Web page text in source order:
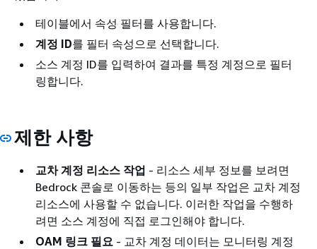
테이블에서 속성 필터를 사용합니다.
계정 ID를 필터 속성으로 선택합니다.
소스 계정 ID를 입력하여 결과를 특정 계정으로 필터
링합니다.
제한 사항
교차 계정 리소스 작업 - 리소스 세부 정보를 보려면
Bedrock 콘솔로 이동하는 등의 일부 작업은 교차 계정
리소스에 사용할 수 없습니다. 이러한 작업을 수행하
려면 소스 계정에 직접 로그인해야 합니다.
OAM 링크 필요 - 교차 계정 데이터는 모니터링 계정